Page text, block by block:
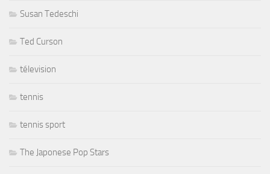
Susan Tedeschi
Ted Curson
télevision
tennis
tennis sport
The Japonese Pop Stars